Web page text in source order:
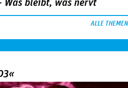
Was bleibt, was nervt
ALLE THEMEN